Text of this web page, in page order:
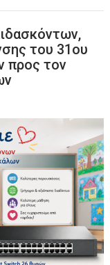
του 31ου
προς τον